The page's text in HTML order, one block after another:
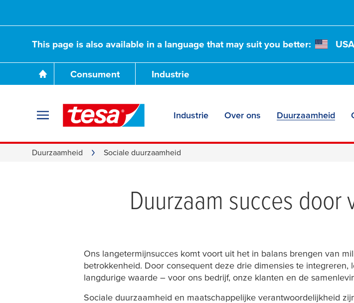
This page is also available in a language that may suit you better: USA
Consument Industrie
Industrie Over ons Duurzaamheid
Duurzaamheid Sociale duurzaamheid
Sociale duurzaamheid
Duurzaam succes
Ons langetermijnsucces komt voort uit het in balans brengen van
betrokkenheid. Door consequent deze drie dimensies te
langdurige waarde – voor ons bedrijf, onze klanten en de
Sociale duurzaamheid en maatschappelijke verantwoordelijkheid